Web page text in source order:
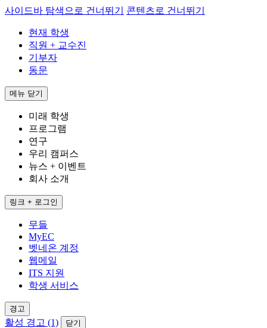
사이드바 탐색으로 건너뛰기 콘텐츠로 건너뛰기
현재 학생
직원 + 교수진
기부자
동문
메뉴 닫기
미래 학생
프로그램
연구
우리 캠퍼스
뉴스 + 이벤트
회사 소개
링크 + 로그인
무들
MyEC
벳네온 계정
웹메일
ITS 지원
학생 서비스
경고
활성 경고 (1) 닫기